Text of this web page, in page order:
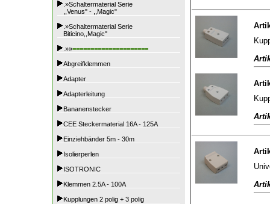
.»Schaltermaterial Serie
,,Venus" - ,,Magic"
.»Schaltermaterial Serie
Biticino,,Magic"
.»»=====================
Abgreifklemmen
Adapter
Adapterleitung
Bananenstecker
CEE Steckermaterial 16A - 125A
Einziehbänder 5m - 30m
Isolierperlen
ISOTRONIC
Klemmen 2.5A - 100A
Kupplungen 2 polig + 3 polig